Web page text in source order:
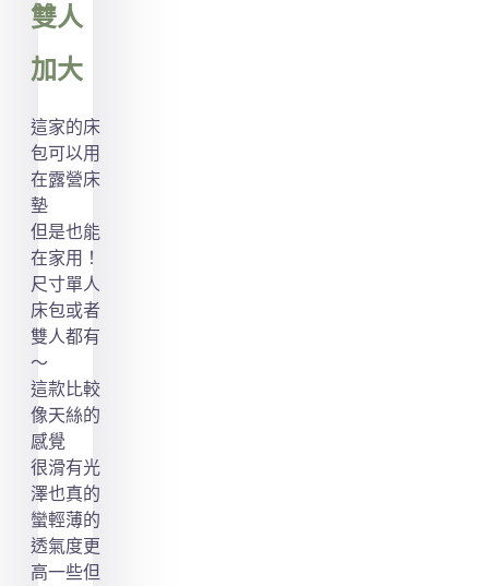
雙人
加大
這家的床
包可以用
在露營床
墊
但是也能
在家用！
尺寸單人
床包或者
雙人都有
～
這款比較
像天絲的
感覺
很滑有光
澤也真的
蠻輕薄的
透氣度更
高一些但